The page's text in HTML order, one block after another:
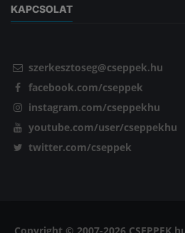
KAPCSOLAT
szerkesztoseg@cseppek.hu
facebook.com/cseppek
instagram.com/cseppekhu
youtube.com/user/cseppekhu
twitter.com/cseppek